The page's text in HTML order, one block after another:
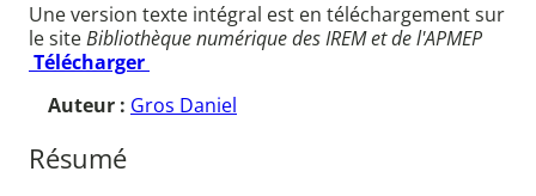
Une version texte intégral est en téléchargement sur
le siteBibliothèque numérique des IREM et de l'APMEP
Télécharger
Auteur : Gros Daniel
Résumé